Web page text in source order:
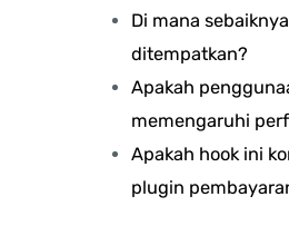
Di mana
ditempatkan?
Apakah
memengaruhi
Apakah hook ini
plugin